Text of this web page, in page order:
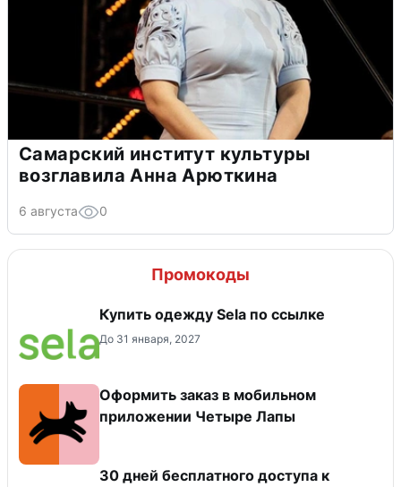
Самарский институт культуры
возглавила Анна Арюткина
6 августа 0
Промокоды
Купить одежду Sela по ссылке
До 31 января, 2027
Оформить заказ в мобильном
приложении Четыре Лапы
30 дней бесплатного доступа к